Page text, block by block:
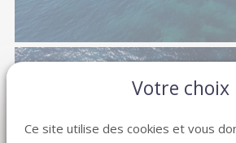
Votre choix
Ce site utilise des cookies et vous